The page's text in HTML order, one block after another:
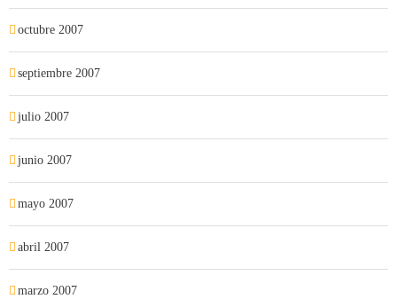
octubre 2007
septiembre 2007
julio 2007
junio 2007
mayo 2007
abril 2007
marzo 2007